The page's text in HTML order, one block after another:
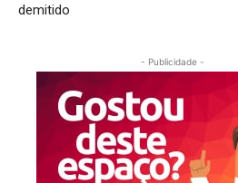
demitido
- Publicidade -